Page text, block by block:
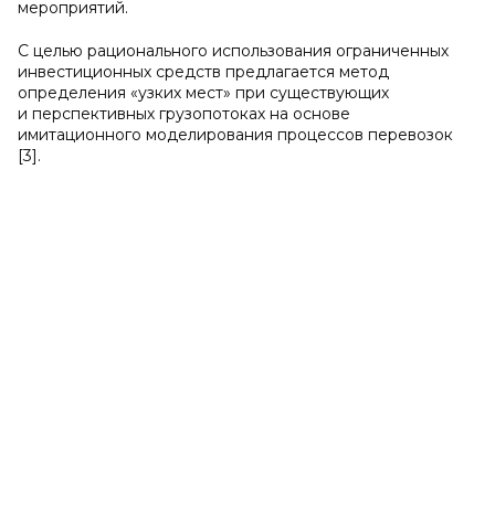
мероприятий.
С целью рационального использования ограниченных
инвестиционных средств предлагается метод
определения «узких мест» при существующих
и перспективных грузопотоках на основе
имитационного моделирования процессов перевозок
[3].